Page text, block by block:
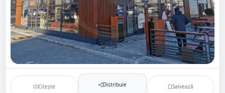
Citește Distribuie Salvează